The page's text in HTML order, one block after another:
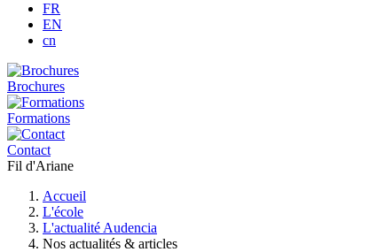
FR
EN
cn
Brochures
Formations
Contact
Fil d'Ariane
Accueil
L'école
L'actualité Audencia
Nos actualités & articles